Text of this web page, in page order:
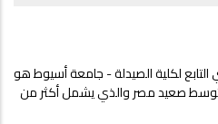
التابع لكلية الصيدلة - جامعة أسيوط هو
صعيد مصر والذي يشمل أكثر من